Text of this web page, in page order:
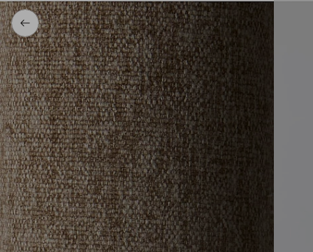
home
page
Terug